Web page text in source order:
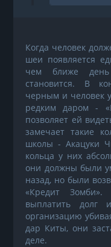
Когда человек
шеи появляется
чем ближе
становится. В
черным и человек
редким даром -
позволяет ей
замечает такие
школы - Акацуки
кольца у них
они должны были
назад, но были
«Кредит
выплатить долг
организацию
дар Киты, они
деле.